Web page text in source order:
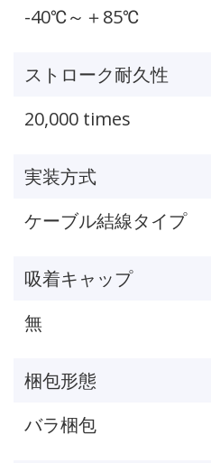
-40℃～＋85℃
ストローク耐久性
20,000 times
実装方式
ケーブル結線タイプ
吸着キャップ
無
梱包形態
バラ梱包